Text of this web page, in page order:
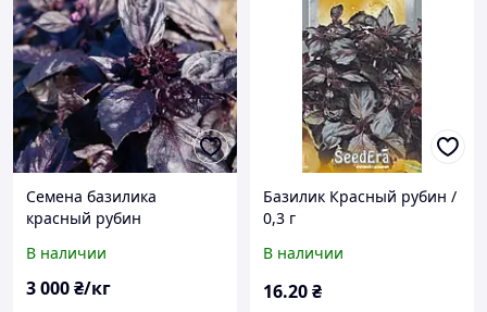
Семена базилика
красный рубин
В наличии
3 000₴/кг
Базилик Красный рубин /
0,3 г
В наличии
16.20₴